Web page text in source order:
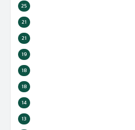
25
21
21
19
18
18
14
13